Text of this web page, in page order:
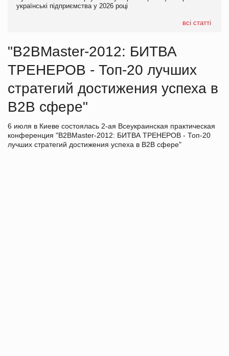
українські підприємства у 2026 році
всі статті
"B2BMaster-2012: БИТВА
ТРЕНЕРОВ - Топ-20 лучших
стратегий достижения успеха в
В2В сфере"
6 июля в Киеве состоялась 2-ая Всеукраинская практическая
конференция "B2BMaster-2012: БИТВА ТРЕНЕРОВ - Топ-20
лучших стратегий достижения успеха в В2В сфере"